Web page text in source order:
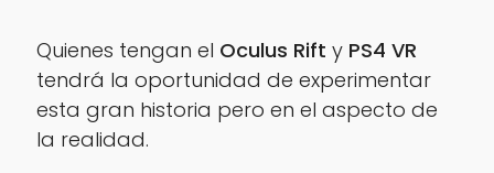
Quienes tengan el Oculus Rift y PS4 VR
tendrá la oportunidad de experimentar
esta gran historia pero en el aspecto de
la realidad.